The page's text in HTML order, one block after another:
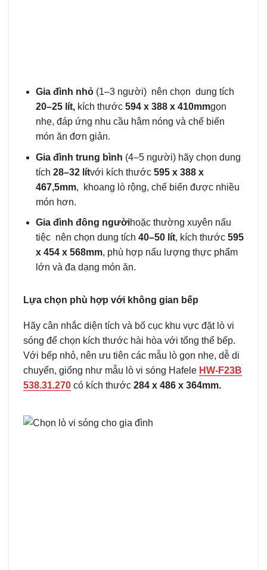
Gia đình nhỏ(1–3 người) nên chọn dung tích
20–25 lít,kích thước 594 x 388 x 410mmgọn
nhẹ, đáp ứng nhu cầu hâm nóng và chế biến
món ăn đơn giản.
Gia đình trung bình (4–5 người) hãy chọn dung
tích 28–32 lítvới kích thước 595 x 388 x
467,5mm, khoang lò rộng, chế biến được nhiều
món hơn.
Gia đình đông ngườihoặc thường xuyên nấu
tiệc nên chọn dung tích 40–50 lít, kích thước 595
x 454 x 568mm, phù hợp nấu lượng thực phẩm
lớn và đa dạng món ăn.
Lựa chọn phù hợp với không gian bếp
Hãy cân nhắc diện tích và bố cục khu vực đặt lò vi
sóng để chọn kích thước hài hòa với tổng thể bếp.
Với bếp nhỏ, nên ưu tiên các mẫu lò gọn nhẹ, dễ di
chuyển, giống như mẫu lò vi sóng Hafele HW-F23B
538.31.270 có kích thước 284 x 486 x 364mm.